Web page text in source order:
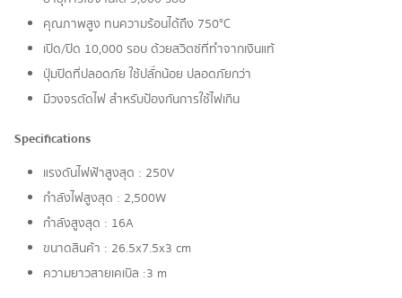
คุณภาพสูง ทนความร้อนได้ถึง 750°C
เปิด/ปิด 10,000 รอบ ด้วยสวิตซ์ที่ทำจากเงินแท้
ปุ่มปิดที่ปลอดภัย ใช้ปลั๊กน้อย ปลอดภัยกว่า
มีวงจรตัดไฟ สำหรับป้องกันการใช้ไฟเกิน
Specifications
แรงดันไฟฟ้าสูงสุด : 250V
กำลังไฟสูงสุด : 2,500W​​​​​​​
กำลังสูงสุด : 16A
ขนาดสินค้า : 26.5x7.5x3 cm
ความยาวสายเคเบิล :3 m